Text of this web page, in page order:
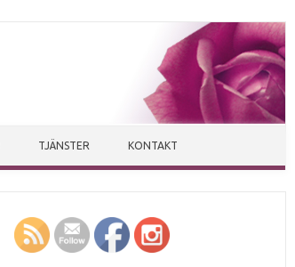
TJÄNSTER KONTAKT